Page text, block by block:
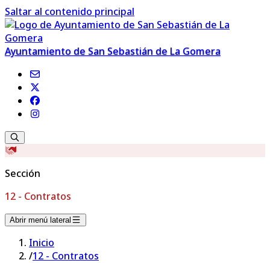
Saltar al contenido principal
Ayuntamiento de San Sebastián de La Gomera
Sección
12 - Contratos
Abrir menú lateral
Inicio
/12 - Contratos